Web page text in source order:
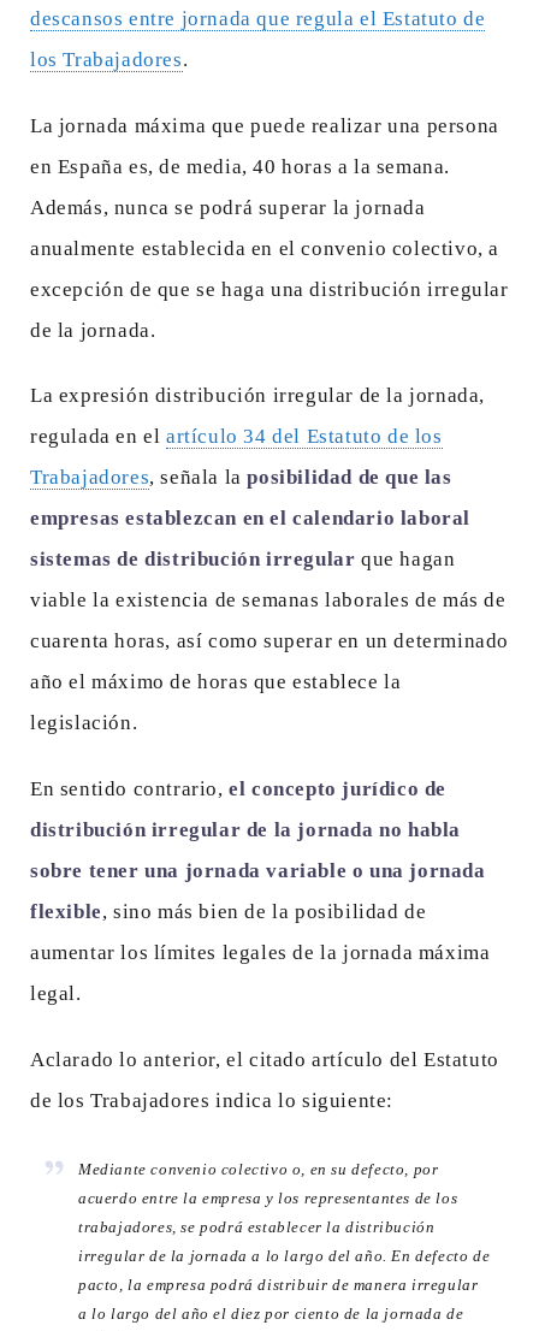
descansos entre jornada que regula el Estatuto de
los Trabajadores.
La jornada máxima que puede realizar una persona
en España es, de media, 40 horas a la semana.
Además, nunca se podrá superar la jornada
anualmente establecida en el convenio colectivo, a
excepción de que se haga una distribución irregular
de la jornada.
La expresión distribución irregular de la jornada,
regulada en el artículo 34 del Estatuto de los
Trabajadores, señala laposibilidad de que las
empresas establezcan en el calendario laboral
sistemas de distribución irregular que hagan
viable la existencia de semanas laborales de más de
cuarenta horas, así como superar en un determinado
año el máximo de horas que establece la
legislación.
En sentido contrario,el concepto jurídico de
distribución irregular de la jornada no habla
sobre tener una jornada variable o una jornada
flexible, sino más bien de la posibilidad de
aumentar los límites legales de la jornada máxima
legal.
Aclarado lo anterior, el citado artículo del Estatuto
de los Trabajadores indica lo siguiente:
Mediante convenio colectivo o, en su defecto, por
acuerdo entre la empresa y los representantes de los
trabajadores, se podrá establecer la distribución
irregular de la jornada a lo largo del año. En defecto de
pacto, la empresa podrá distribuir de manera irregular
a lo largo del año el diez por ciento de la jornada de